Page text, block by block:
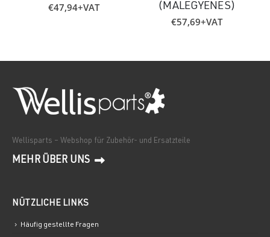
€47,94+VAT
(MALEGYENES)
€57,69+VAT
Wellisparts – Webshop für Zubehör- und Ersatzteile
MEHR ÜBER UNS
NÜTZLICHE LINKS
Häufig gestellte Fragen